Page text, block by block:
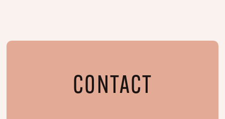
CONTACT